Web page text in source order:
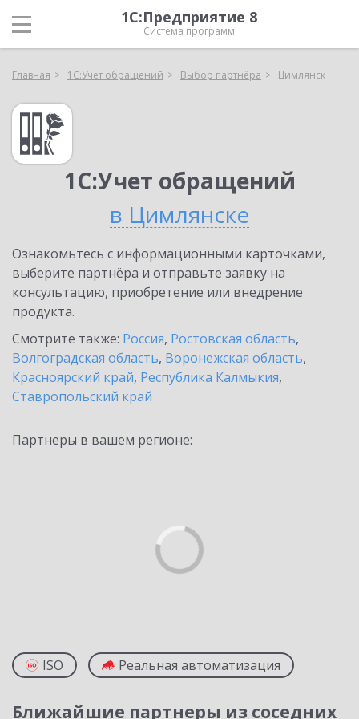
1С:Предприятие 8
Система программ
Главная 1С:Учет обращений Выбор партнёра Цимлянск
1С:Учет обращений
в Цимлянске
Ознакомьтесь с информационными карточками,
выберите партнёра и отправьте заявку на
консультацию, приобретение или внедрение
продукта.
Смотрите также: Россия, Ростовская область,
Волгоградская область, Воронежская область,
Красноярский край, Республика Калмыкия,
Ставропольский край
Партнеры в вашем регионе:
ISO Реальная автоматизация
Ближайшие партнеры из соседних